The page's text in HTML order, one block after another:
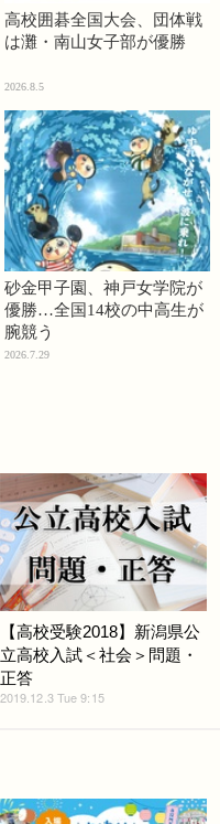
高校囲碁全国大会、団体戦
は灘・南山女子部が優勝
2026.8.5
砂金甲子園、神戸女学院が
優勝…全国14校の中高生が
腕競う
2026.7.29
【高校受験2018】新潟県公
立高校入試＜社会＞問題・
正答
2019.12.3 Tue 9:15